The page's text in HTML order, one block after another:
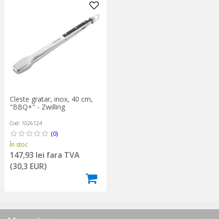
Cleste gratar, inox, 40 cm,
"BBQ+" - Zwilling
Cod: 1026124
(0)
În stoc
147,93 lei fara TVA
(30,3 EUR)